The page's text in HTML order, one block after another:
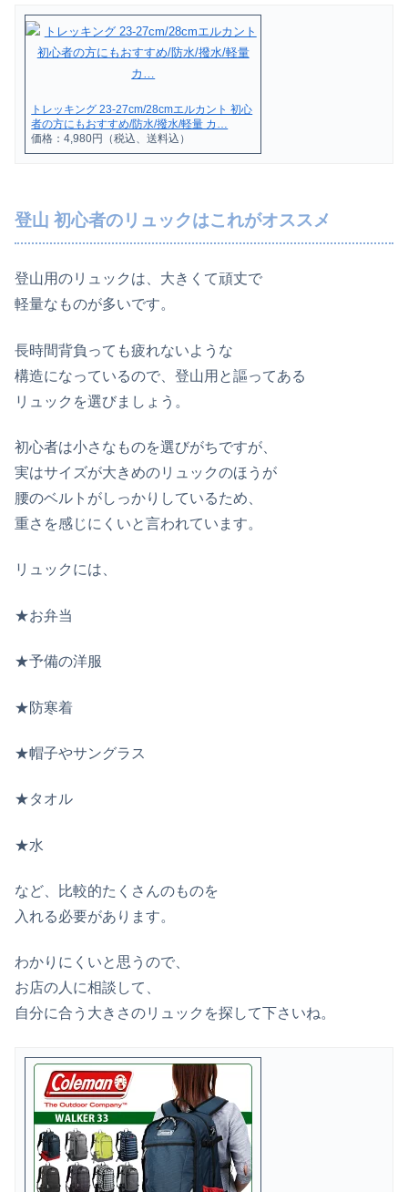
トレッキング 23-27cm/28cmエルカント 初心
者の方にもおすすめ/防水/撥水/軽量 カ…
価格：4,980円（税込、送料込）
登山 初心者のリュックはこれがオススメ
登山用のリュックは、大きくて頑丈で
軽量なものが多いです。
長時間背負っても疲れないような
構造になっているので、登山用と謳ってある
リュックを選びましょう。
初心者は小さなものを選びがちですが、
実はサイズが大きめのリュックのほうが
腰のベルトがしっかりしているため、
重さを感じにくいと言われています。
リュックには、
★お弁当
★予備の洋服
★防寒着
★帽子やサングラス
★タオル
★水
など、比較的たくさんのものを
入れる必要があります。
わかりにくいと思うので、
お店の人に相談して、
自分に合う大きさのリュックを探して下さいね。